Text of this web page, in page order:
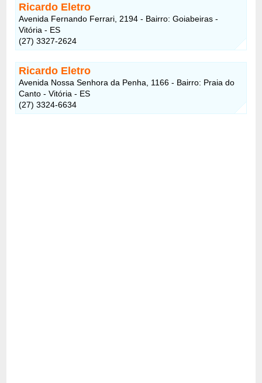
Ricardo Eletro
Avenida Fernando Ferrari, 2194 - Bairro: Goiabeiras -
Vitória - ES
(27) 3327-2624
Ricardo Eletro
Avenida Nossa Senhora da Penha, 1166 - Bairro: Praia do
Canto - Vitória - ES
(27) 3324-6634